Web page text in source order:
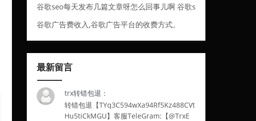
技有限公司
谷歌seo每天发布几篇文章呀怎么回事儿啊 谷歌s
eo每天写文章有用吗
谷歌广告费收入,谷歌广告平台的收费方式。
最新留言
trx转错包退：
转错包退【TYq3C594wXa94Rf5Kz488CVt
Hu5tiCkMGU】客服TeleGram:【@TrxE